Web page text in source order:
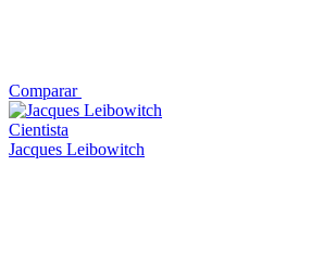
Comparar
Cientista
Jacques Leibowitch